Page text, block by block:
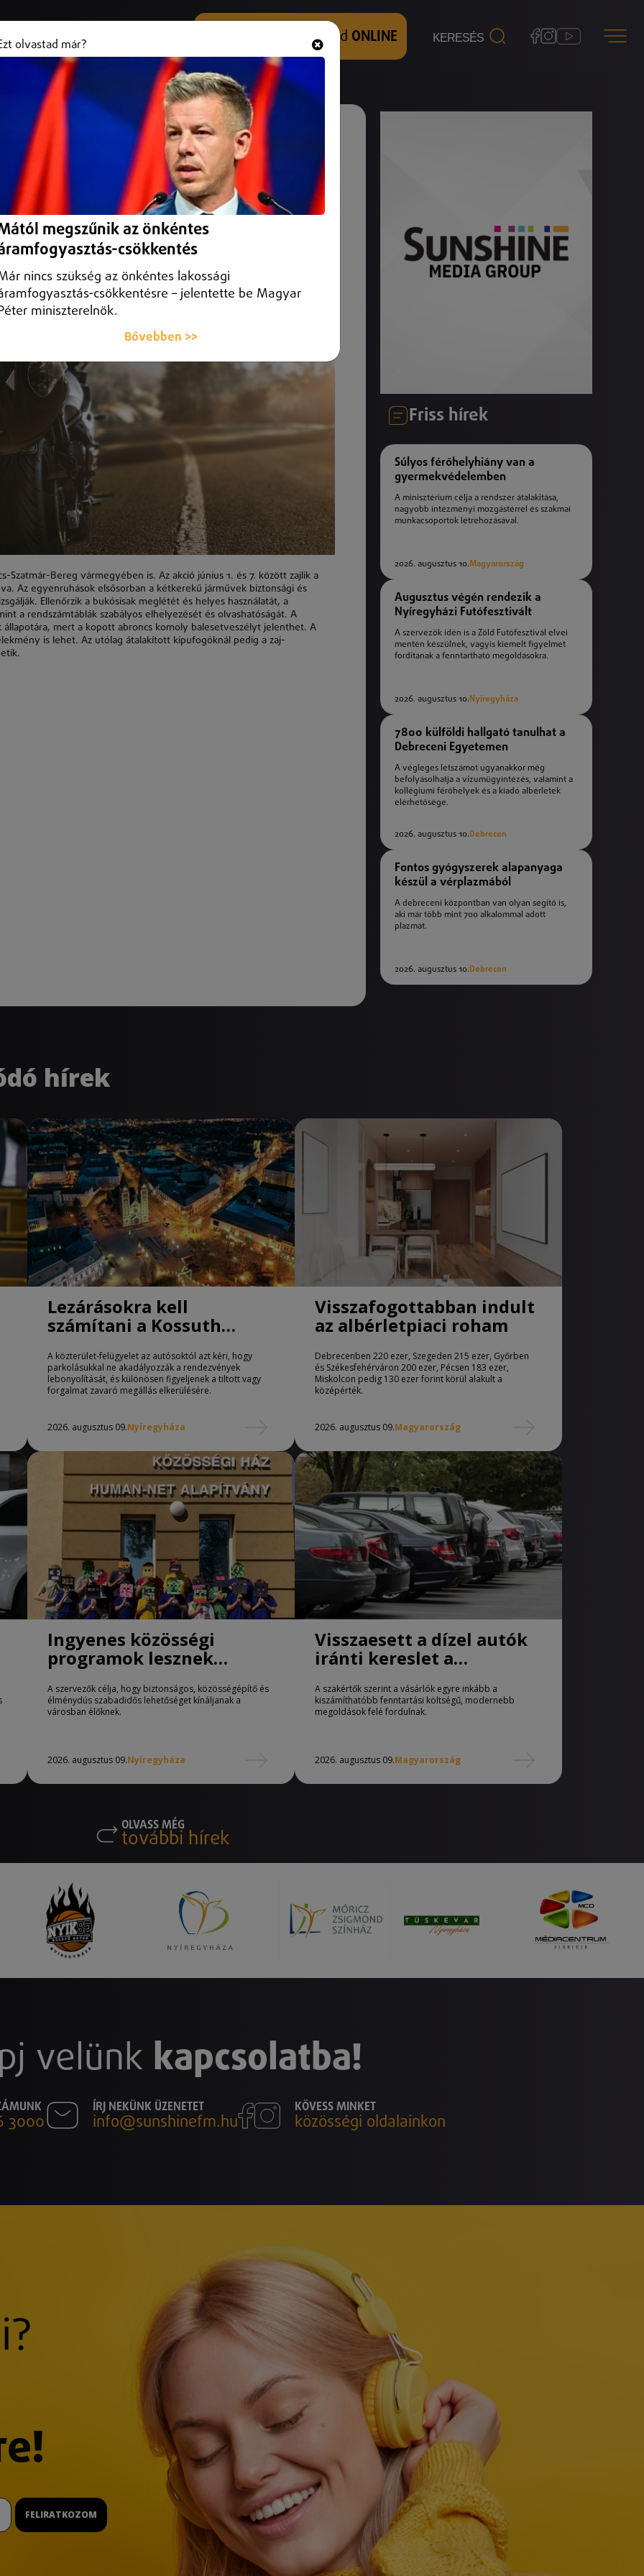
+36 (20) 316 3000 Hallgasd és nézd ONLINE
a rendőrség Szabolcsban
is lehet.
Szatmár-Bereg vármegyében is. Az akció június 1. és 7. között zajlik a
Az egyenruhások elsősorban a kétkerekű járművek biztonsági és
k. Ellenőrzik a bukósisak meglétét és helyes használatát, a
a rendszámtáblák szabályos elhelyezését és olvashatóságát. A
mert a kopott abroncs komoly balesetveszélyt jelenthet. A
is lehet. Az utólag átalakított kipufogóknál pedig a zaj-
Friss hírek
Súlyos férőhelyhiány van a
gyermekvédelemben
A minisztérium célja a rendszer átalakítása,
nagyobb intézményi mozgástérrel és szakmai
munkacsoportok létrehozásával.
2026. augusztus 10.Magyarország
Augusztus végén rendezik a
Nyíregyházi Futófesztivált
A szervezők idén is a Zöld Futófesztivál elvei
mentén készülnek, vagyis kiemelt figyelmet
fordítanak a fenntartható megoldásokra.
2026. augusztus 10. Nyíregyháza
7800 külföldi hallgató tanulhat a
Debreceni Egyetemen
A végleges létszámot ugyanakkor még
befolyásolhatja a vízumügyintézés, valamint a
kollégiumi férőhelyek és a kiadó albérletek
elérhetősége.
2026. augusztus 10.Debrecen
Fontos gyógyszerek alapanyaga
készül a vérplazmából
A debreceni központban van olyan segítő is,
aki már több mint 700 alkalommal adott
plazmát.
2026. augusztus 10.Debrecen
hírek
Lezárásokra kell
számítani a Kossuth
A közterület-felügyelet az autósoktól azt kéri, hogy
parkolásukkal ne akadályozzák a rendezvények
lebonyolítását, és különösen figyeljenek a tiltott vagy
forgalmat zavaró megállás elkerülésére.
2026. augusztus 09.Nyíregyháza
Visszafogottabban indult
az albérletpiaci roham
Debrecenben 220 ezer, Szegeden 215 ezer, Győrben
és Székesfehérváron 200 ezer, Pécsen 183 ezer,
Miskolcon pedig 130 ezer forint körül alakult a
középérték.
2026. augusztus 09.Magyarország
Ingyenes közösségi
programok lesznek
Nyíregyházán
A szervezők célja, hogy biztonságos, közösségépítő és
élménydús szabadidős lehetőséget kínáljanak a
városban élőknek.
2026. augusztus 09.Nyíregyháza
Visszaesett a dízel autók
iránti kereslet a
A szakértők szerint a vásárlók egyre inkább a
kiszámíthatóbb fenntartási költségű, modernebb
megoldások felé fordulnak.
2026. augusztus 09.Magyarország
OLVASS MÉG
további hírek
velünk kapcsolatba!
3000
ÍRJ NEKÜNK ÜZENETET
info@sunshinefm.hu
KÖVESS MINKET
közösségi oldalainkon
FELIRATKOZOM
olvastad már?
megszűnik az önkéntes
csökkentés
nincs szükség az önkéntes lakossági
csökkentésre – jelentette be Magyar
Péter miniszterelnök.
Bővebben >>